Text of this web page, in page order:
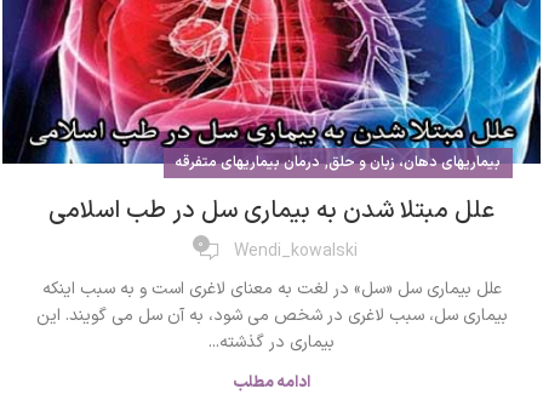
بیماریهای دهان، زبان و حلق,درمان بیماریهای متفرقه
علل مبتلا شدن به بیماری سل در طب اسلامی
Wendi_kowalski
0
علل بیماری سل «سل» در لغت به معنای لاغری است و به سبب اینکه
بیماری سل، سبب لاغری در شخص می شود، به آن سل می گویند. این
بیماری در گذشته...
ادامه مطلب